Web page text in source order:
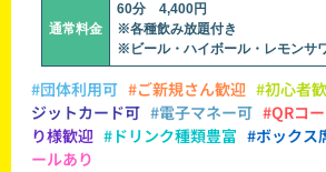
通常料金
60分 4,400円
※各種飲み放題付き
※ビール・ハイボール・レモンサ
#団体利用可 #ご新規さん歓迎 #初心者
ジットカード可 #電子マネー可 #QRコ
り様歓迎 #ドリンク種類豊富 #ボックス
ールあり